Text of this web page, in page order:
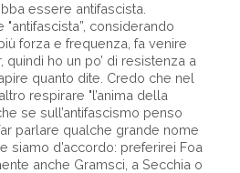
essere antifascista.
"antifascista”, considerando
forza e frequenza, fa venire
quindi ho un po’ di resistenza a
quanto dite. Credo che nel
respirare "l’anima della
se sull’antifascismo penso
parlare qualche grande nome
siamo d’accordo: preferirei Foa
anche Gramsci, a Secchia o